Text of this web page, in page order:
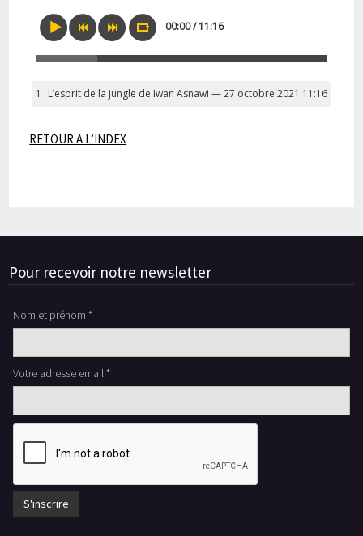
00:00 / 11:16
1 11:16
L’esprit de la jungle de Iwan Asnawi — 27 octobre 2021
RETOUR A L’INDEX
Pour recevoir notre newsletter
Nom et prénom *
Votre adresse email *